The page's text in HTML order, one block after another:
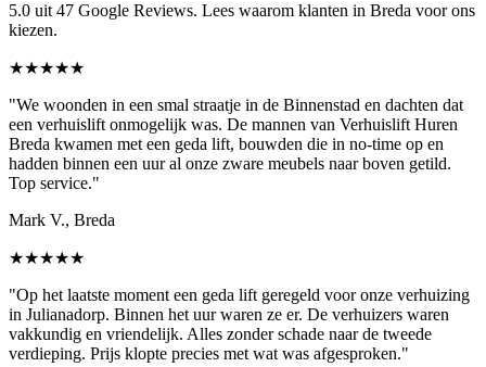
5.0 uit 47 Google Reviews. Lees waarom klanten in Breda voor ons
kiezen.
★★★★★
"We woonden in een smal straatje in de Binnenstad en dachten dat
een verhuislift onmogelijk was. De mannen van Verhuislift Huren
Breda kwamen met een geda lift, bouwden die in no-time op en
hadden binnen een uur al onze zware meubels naar boven getild.
Top service."
Mark V., Breda
★★★★★
"Op het laatste moment een geda lift geregeld voor onze verhuizing
in Julianadorp. Binnen het uur waren ze er. De verhuizers waren
vakkundig en vriendelijk. Alles zonder schade naar de tweede
verdieping. Prijs klopte precies met wat was afgesproken."